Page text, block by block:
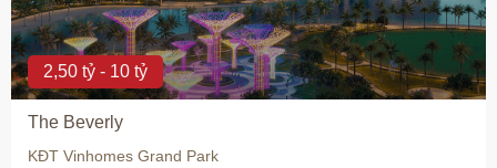
2,50 tỷ - 10 tỷ
The Beverly
KĐT Vinhomes Grand Park